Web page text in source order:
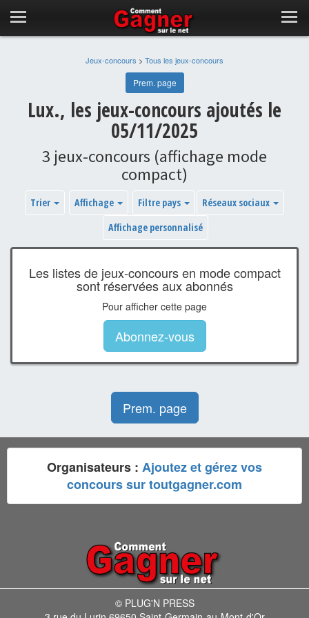
Jeux-concours > Tous les jeux-concours
Prem. page
Lux., les jeux-concours ajoutés le
05/11/2025
3 jeux-concours (affichage mode
compact)
Trier Affichage Filtre pays
Réseaux sociaux
Affichage personnalisé
Les listes de jeux-concours en mode compact
sont réservées aux abonnés
Pour afficher cette page
Abonnez-vous
Prem. page
Organisateurs : Ajoutez et gérez vos
concours sur toutgagner.com
© PLUG'N PRESS